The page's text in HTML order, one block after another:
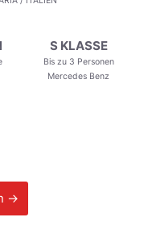
S KLASSE
Bis zu 3 Personen
Mercedes Benz
→